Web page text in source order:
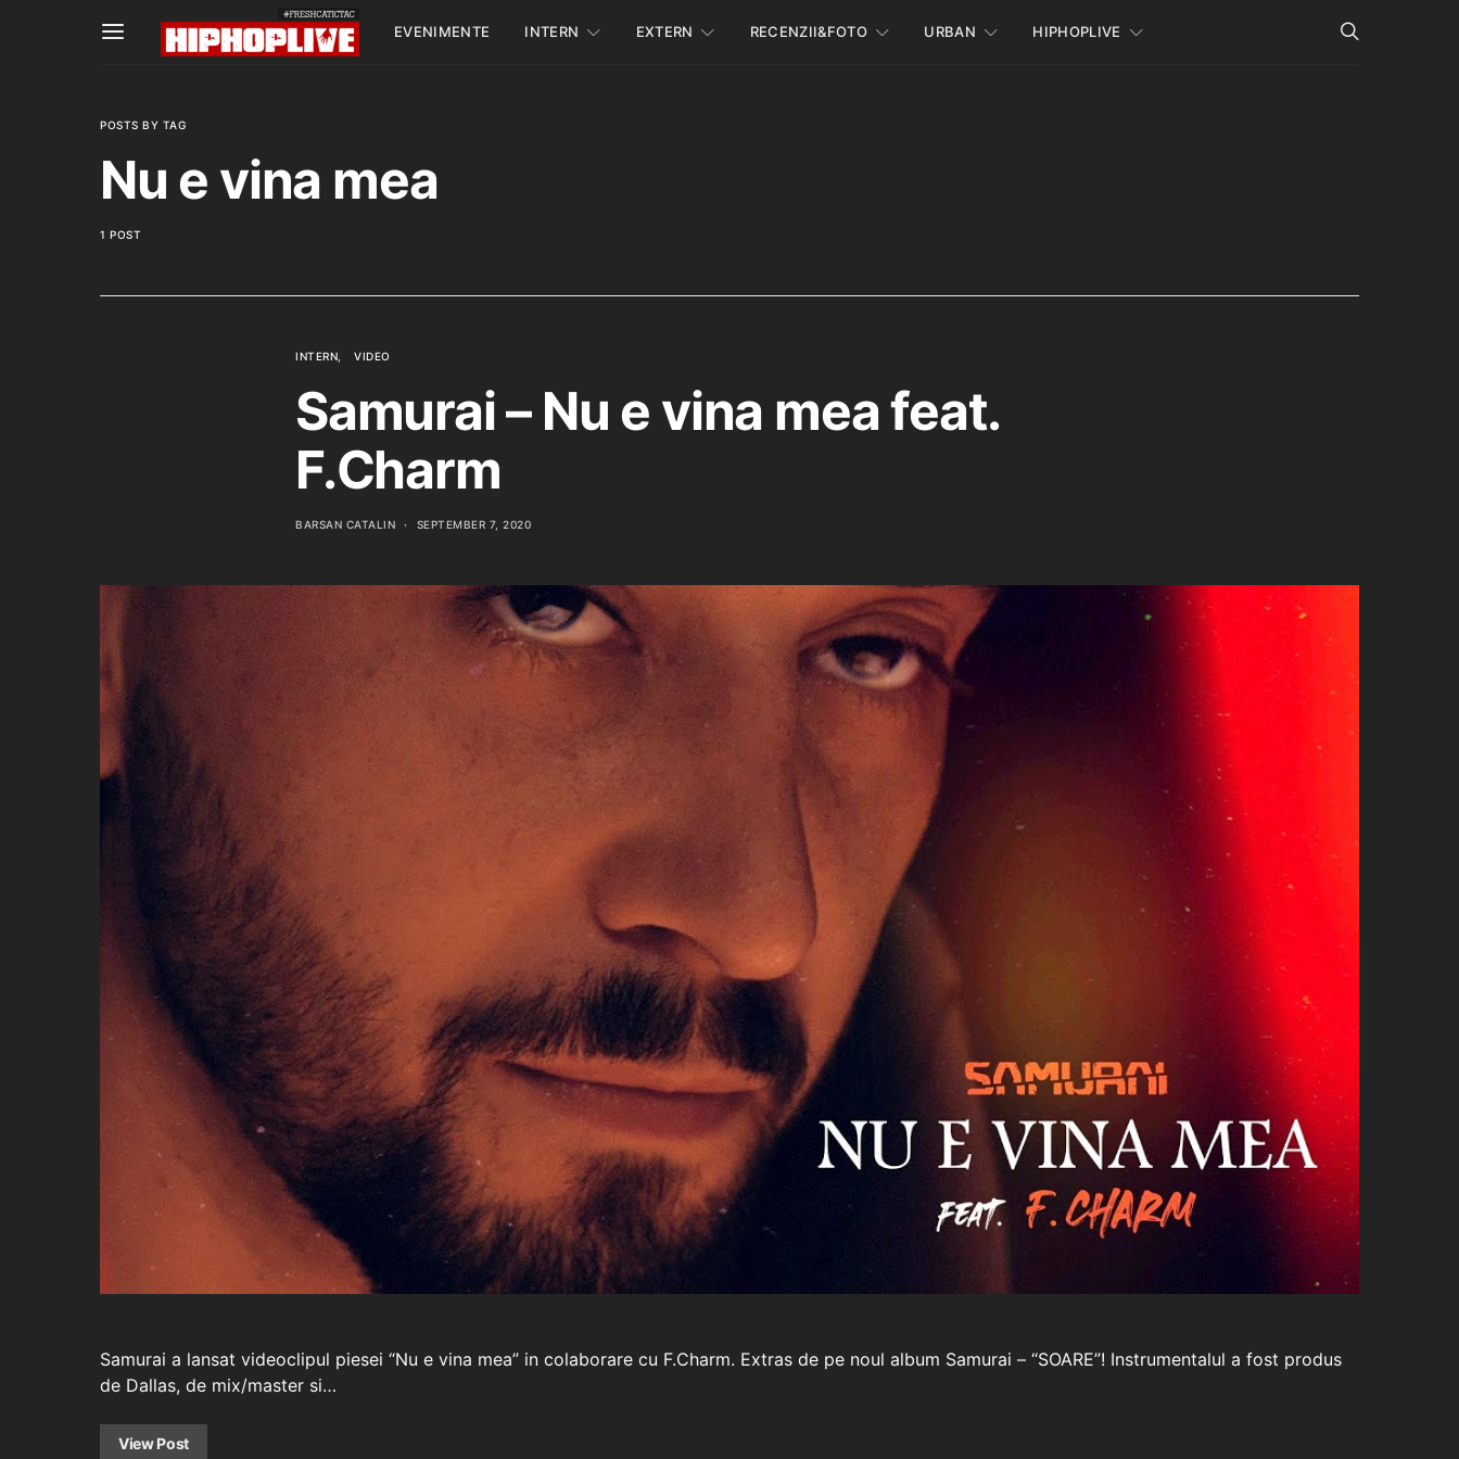
EVENIMENTE INTERN EXTERN RECENZII&FOTO URBAN HIPHOPLIVE
POSTS BY TAG
Nu e vina mea
1 POST
INTERN VIDEO
Samurai – Nu e vina mea feat.
F.Charm
BARSAN CATALIN SEPTEMBER 7, 2020
Samurai a lansat videoclipul piesei “Nu e vina mea” in colaborare cu F.Charm. Extras de pe noul album Samurai – “SOARE”! Instrumentalul a fost produs
de Dallas, de mix/master si…
View Post